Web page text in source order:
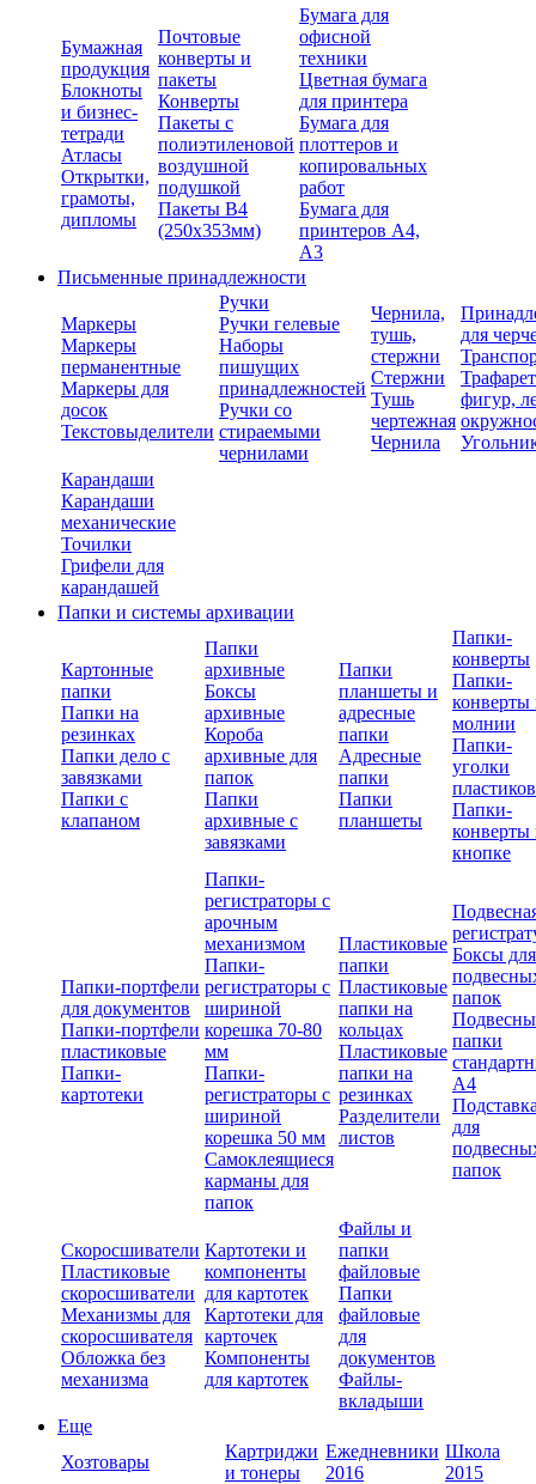
Бумажная
продукция
Блокноты
и бизнес-
тетради
Атласы
Открытки,
грамоты,
дипломы
Почтовые
конверты и
пакеты
Конверты
Пакеты с
полиэтиленовой
воздушной
подушкой
Пакеты В4
(250х353мм)
Бумага для
офисной
техники
Цветная бумага
для принтера
Бумага для
плоттеров и
копировальных
работ
Бумага для
принтеров А4,
А3
Письменные принадлежности
Маркеры
Маркеры
перманентные
Маркеры для
досок
Текстовыделители
Ручки
Ручки гелевые
Наборы
пишущих
принадлежностей
Ручки со
стираемыми
чернилами
Чернила,
тушь,
стержни
Стержни
Тушь
чертежная
Чернила
для
фигур,
Карандаши
Карандаши
механические
Точилки
Грифели для
карандашей
Папки и системы архивации
Картонные
папки
Папки на
резинках
Папки дело с
завязками
Папки с
клапаном
Папки
архивные
Боксы
архивные
Короба
архивные для
папок
Папки
архивные с
завязками
Папки
планшеты и
адресные
папки
Адресные
папки
Папки
планшеты
Папки-
конверты
Папки-
конверты
молнии
Папки-
уголки
Папки-
конверты
кнопке
Папки-портфели
для документов
Папки-портфели
пластиковые
Папки-
картотеки
Папки-
регистраторы с
арочным
механизмом
Папки-
регистраторы с
шириной
корешка 70-80
мм
Папки-
регистраторы с
шириной
корешка 50 мм
Самоклеящиеся
карманы для
папок
Пластиковые
папки
Пластиковые
папки на
кольцах
Пластиковые
папки на
резинках
Разделители
листов
Боксы для
папок
папки
А4
для
папок
Скоросшиватели
Пластиковые
скоросшиватели
Механизмы для
скоросшивателя
Обложка без
механизма
Картотеки и
компоненты
для картотек
Картотеки для
карточек
Компоненты
для картотек
Файлы и
папки
файловые
Папки
файловые
для
документов
Файлы-
вкладыши
Еще
Хозтовары
Картриджи
и тонеры
Ежедневники
2016
Школа
2015